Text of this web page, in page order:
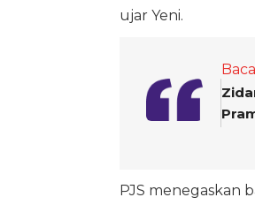
ujar Yeni.
PJS menegaskan